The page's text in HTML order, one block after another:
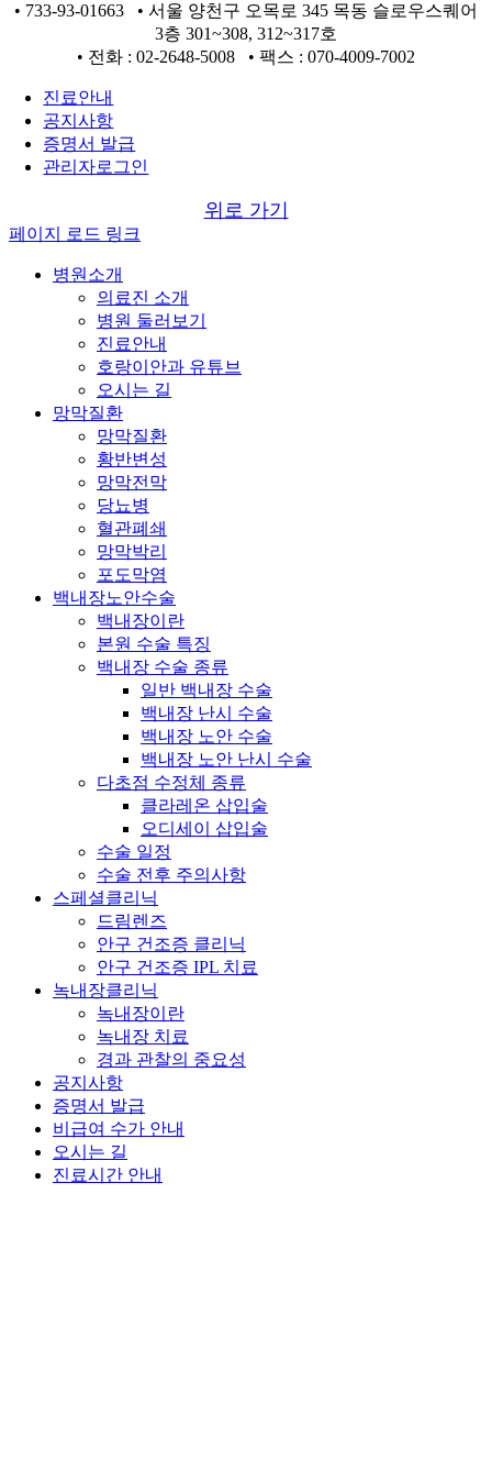
• 733-93-01663 • 서울 양천구 오목로 345 목동 슬로우스퀘어
3층 301~308, 312~317호
• 전화 : 02-2648-5008 • 팩스 : 070-4009-7002
진료안내
공지사항
증명서 발급
관리자로그인
위로 가기
페이지 로드 링크
병원소개
의료진 소개
병원 둘러보기
진료안내
호랑이안과 유튜브
오시는 길
망막질환
망막질환
황반변성
망막전막
당뇨병
혈관폐쇄
망막박리
포도막염
백내장노안수술
백내장이란
본원 수술 특징
백내장 수술 종류
일반 백내장 수술
백내장 난시 수술
백내장 노안 수술
백내장 노안 난시 수술
다초점 수정체 종류
클라레온 삽입술
오디세이 삽입술
수술 일정
수술 전후 주의사항
스페셜클리닉
드림렌즈
안구 건조증 클리닉
안구 건조증 IPL 치료
녹내장클리닉
녹내장이란
녹내장 치료
경과 관찰의 중요성
공지사항
증명서 발급
비급여 수가 안내
오시는 길
진료시간 안내